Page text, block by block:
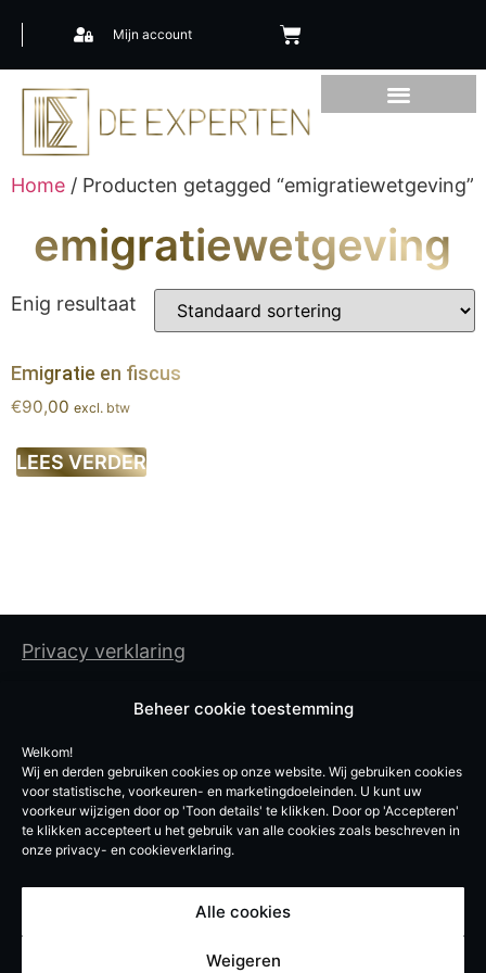
Beheer cookie toestemming
Welkom!
Wij en derden gebruiken cookies op onze website. Wij gebruiken cookies
voor statistische, voorkeuren- en marketingdoeleinden. U kunt uw
voorkeur wijzigen door op 'Toon details' te klikken. Door op 'Accepteren'
te klikken accepteert u het gebruik van alle cookies zoals beschreven in
onze privacy- en cookieverklaring.
Alle cookies
Weigeren
Mijn account
Home / Producten getagged “emigratiewetgeving”
emigratiewetgeving
Enig resultaat
Emigratie en fiscus
€90,00 excl. btw
LEES VERDER
Privacy verklaring
De Experten BV
Vroegeinde 12, 2243 Pulle
info@de-experten.be
BE 0740619051
© De Experten – 2026